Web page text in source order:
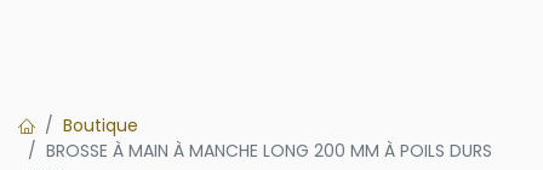
Boutique
BROSSE À MAIN À MANCHE LONG 200 MM À POILS DURS